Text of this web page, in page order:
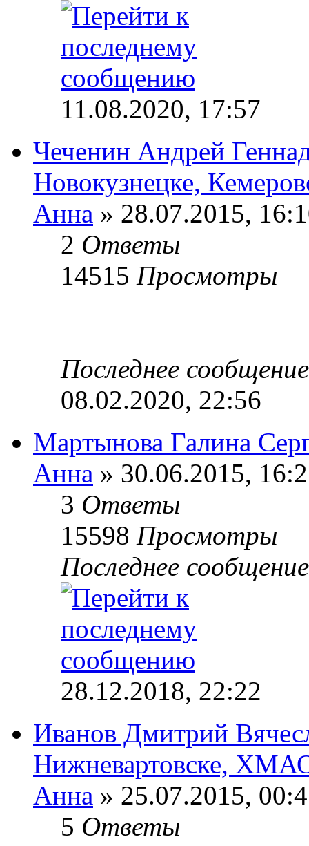
11.08.2020, 17:57
Чеченин Андрей
Новокузнецке,
Анна » 28.07.2015,
2 Ответы
14515 Просмотры
Последнее
08.02.2020, 22:56
Мартынова Галина
Анна » 30.06.2015,
3 Ответы
15598 Просмотры
Последнее
28.12.2018, 22:22
Иванов Дмитрий
Нижневартовске,
Анна » 25.07.2015,
5 Ответы